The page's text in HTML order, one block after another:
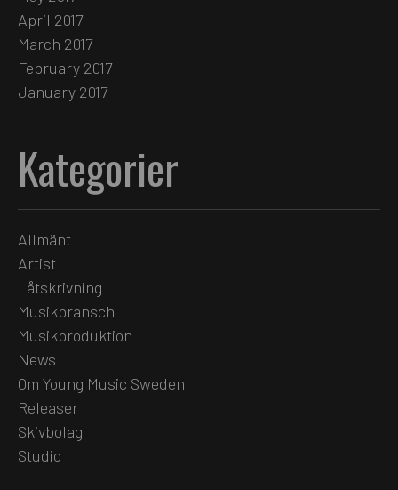
April 2017
March 2017
February 2017
January 2017
Kategorier
Allmänt
Artist
Låtskrivning
Musikbransch
Musikproduktion
News
Om Young Music Sweden
Releaser
Skivbolag
Studio